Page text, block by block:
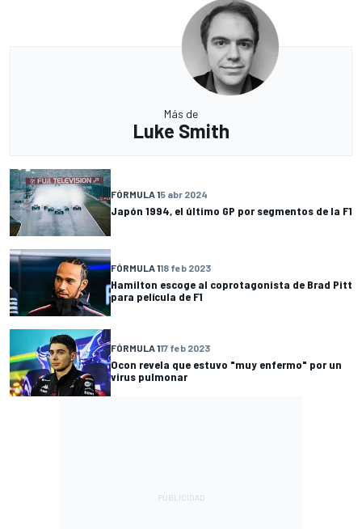
Más de
Luke Smith
FÓRMULA 15 abr 2024
Japón 1994, el último GP por segmentos de la F1
FÓRMULA 118 feb 2023
Hamilton escoge al coprotagonista de Brad Pitt
para película de F1
FÓRMULA 117 feb 2023
Ocon revela que estuvo "muy enfermo" por un
virus pulmonar